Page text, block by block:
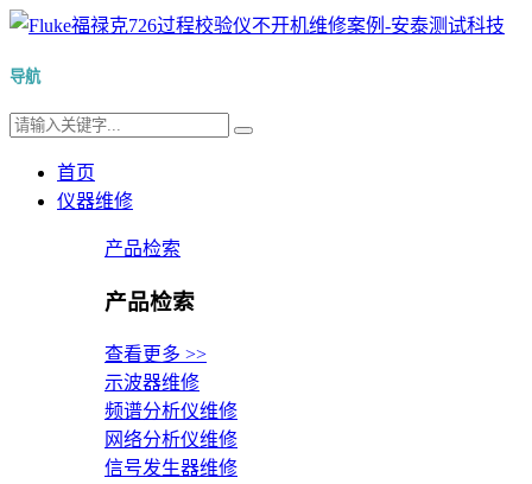
导航
首页
仪器维修
产品检索
产品检索
查看更多 >>
示波器维修
频谱分析仪维修
网络分析仪维修
信号发生器维修